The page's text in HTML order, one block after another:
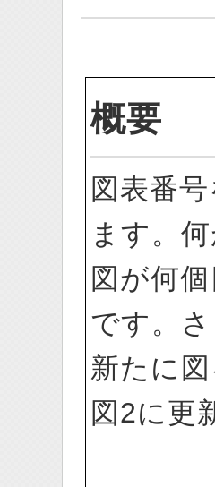
概要
図表番
ます。
図が何
です。
新たに
図2に更